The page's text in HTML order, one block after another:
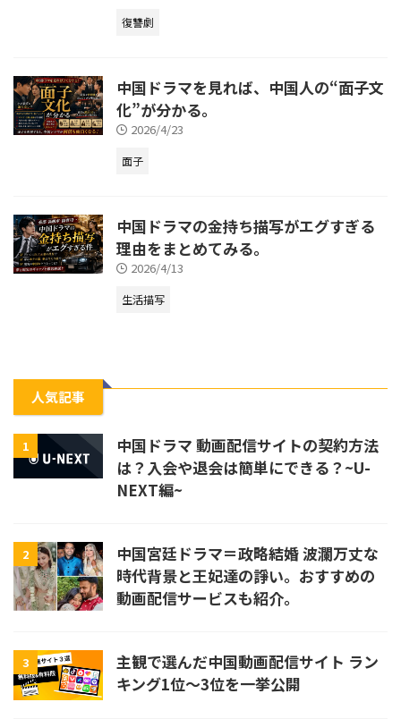
復讐劇
中国ドラマを見れば、中国人の“面子文
化”が分かる。
2026/4/23
面子
中国ドラマの金持ち描写がエグすぎる
理由をまとめてみる。
2026/4/13
生活描写
人気記事
1
中国ドラマ 動画配信サイトの契約方法
は？入会や退会は簡単にできる？~U-
NEXT編~
2
中国宮廷ドラマ＝政略結婚 波瀾万丈な
時代背景と王妃達の諍い。おすすめの
動画配信サービスも紹介。
3
主観で選んだ中国動画配信サイト ラン
キング1位〜3位を一挙公開